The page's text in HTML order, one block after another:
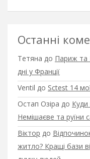
Останні
Тетяна до Париж та
дні у Франції
Ventil до Sctest 14
Остап Озіра до Куди
Немішаєве та руїни
Віктор до
житло? Кращі бази